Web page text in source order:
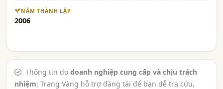
NĂM THÀNH LẬP
2006
Thông tin do doanh nghiệp cung cấp và chịu trách
nhiệm; Trang Vàng hỗ trợ đăng tải để bạn dễ tra cứu,